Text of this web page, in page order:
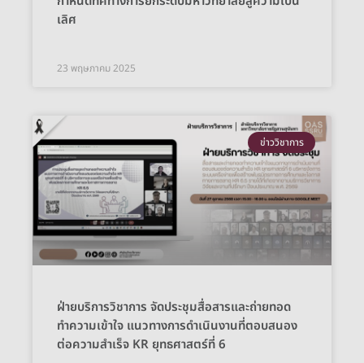
เลิศ
23 พฤษภาคม 2025
ข่าววิชาการ
ฝ่ายบริการวิชาการ จัดประชุมสื่อสารและถ่ายทอด
ทำความเข้าใจ แนวทางการดำเนินงานที่ตอบสนอง
ต่อความสำเร็จ KR ยุทธศาสตร์ที่ 6